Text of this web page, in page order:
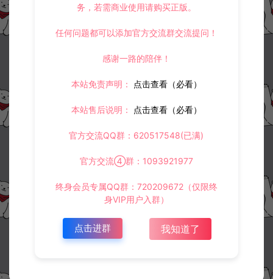
务，若需商业使用请购买正版。
任何问题都可以添加官方交流群交流提问！
感谢一路的陪伴！
本站免责声明： 点击查看（必看）
本站售后说明： 点击查看（必看）
官方交流QQ群：620517548(已满)
官方交流④群：1093921977
终身会员专属QQ群：720209672（仅限终
身VIP用户入群）
点击进群 我知道了